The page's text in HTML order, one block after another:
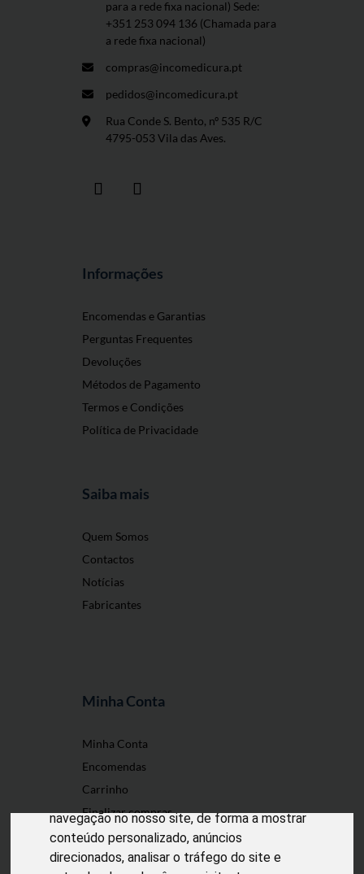
O nosso site usa cookies
medição para melhorar a sua experiência de
navegação no nosso site, de forma a mostrar
conteúdo personalizado, anúncios
direcionados, analisar o tráfego do site e
para a rede fixa nacional) Sede:
+351 253 094 136 (Chamada para
a rede fixa nacional)
compras@incomedicura.pt
pedidos@incomedicura.pt
Rua Conde S. Bento, nº 535 R/C
4795-053 Vila das Aves.
Informações
Encomendas e Garantias
Perguntas Frequentes
Devoluções
Métodos de Pagamento
Termos e Condições
Política de Privacidade
Saiba mais
Quem Somos
Contactos
Notícias
Fabricantes
Minha Conta
Minha Conta
Encomendas
Carrinho
Finalizar compras